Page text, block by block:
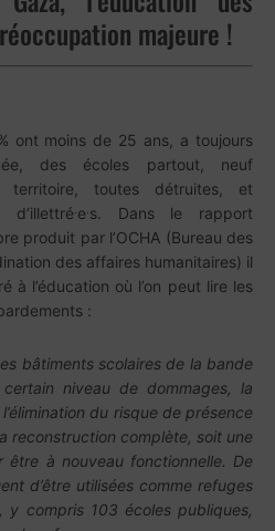
majeure !
ont moins de 25 ans, a toujours
des écoles partout, neuf
toutes détruites, et
.e.s. Dans le rapport
produit par l’OCHA (Bureau des
des affaires humanitaires) il
à l’éducation où l’on peut lire les
:
bâtiments scolaires de la bande
niveau de dommages, la
du risque de présence
reconstruction complète, soit une
être à nouveau fonctionnelle. De
d’être utilisées comme refuges
y compris 103 écoles publiques,